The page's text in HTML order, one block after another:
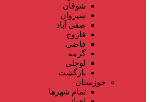
شوقان
شیروان
صفی آباد
فاروج
قاضی
گرمه
لوجلی
بازگشت
خوزستان
تمام شهر‌ها